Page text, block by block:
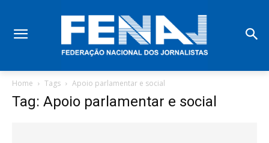
Home Tags Apoio parlamentar e social
Tag: Apoio parlamentar e social